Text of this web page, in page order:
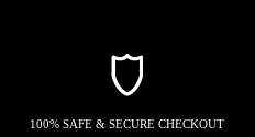
100% SAFE & SECURE CHECKOUT